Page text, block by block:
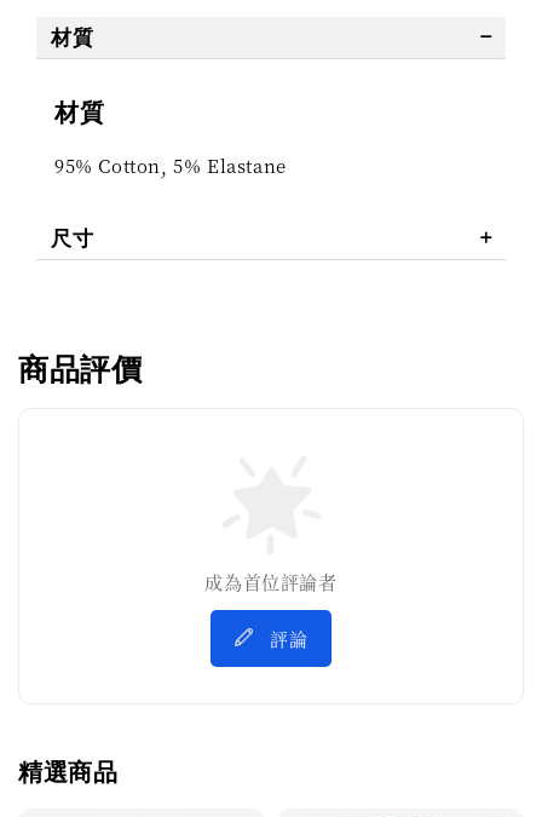
材質
材質
95% Cotton, 5% Elastane
尺寸
商品評價
成為首位評論者
評論
精選商品